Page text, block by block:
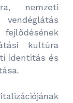
nemzeti
kultúra
identitás és